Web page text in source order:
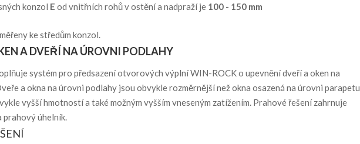
konzol E od vnitřních rohů v ostění a nadpraží je 100 - 150 mm
ke středům konzol.
A DVEŘÍ NA ÚROVNI PODLAHY
systém pro předsazení otvorových výplní WIN-ROCK o upevnění dveří a oken na
a okna na úrovni podlahy jsou obvykle rozměrnější než okna osazená na úrovni parapetu
vyšší hmotností a také možným vyšším vneseným zatížením. Prahové řešení zahrnuje
prahový úhelník.